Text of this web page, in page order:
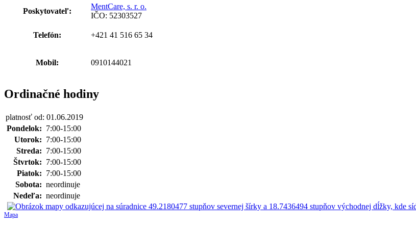
Poskytovateľ:
MentCare, s. r. o.
IČO: 52303527
Telefón: +421 41 516 65 34
Mobil: 0910144021
Ordinačné hodiny
platnosť od: 01.06.2019
Pondelok: 7:00-15:00
Utorok: 7:00-15:00
Streda: 7:00-15:00
Štvrtok: 7:00-15:00
Piatok: 7:00-15:00
Sobota: neordinuje
Nedeľa: neordinuje
Mapa